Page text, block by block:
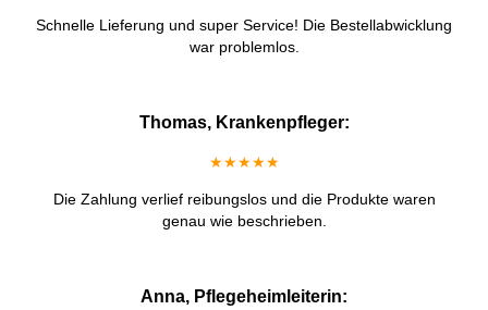
Schnelle Lieferung und super Service! Die Bestellabwicklung
war problemlos.
Thomas, Krankenpfleger:
★★★★★
Die Zahlung verlief reibungslos und die Produkte waren
genau wie beschrieben.
Anna, Pflegeheimleiterin: